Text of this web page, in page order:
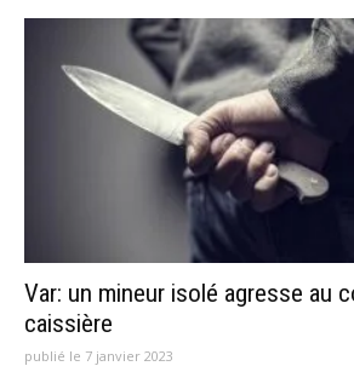
Var: un mineur isolé agresse au
caissière
publié le 7 janvier 2023